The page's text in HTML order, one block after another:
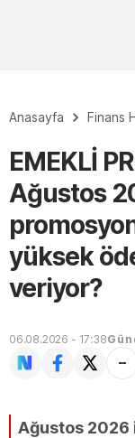
Anasayfa Finans
EMEKLİ
Ağustos
yüksek
veriyor?
06.08.2026 - 17:38
Ağustos 2026